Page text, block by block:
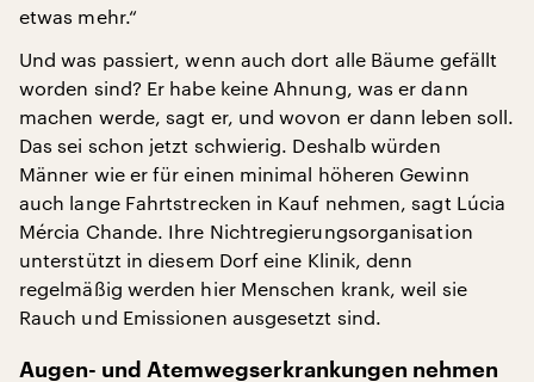
etwas mehr.“
Und was passiert, wenn auch dort alle Bäume gefällt
worden sind? Er habe keine Ahnung, was er dann
machen werde, sagt er, und wovon er dann leben soll.
Das sei schon jetzt schwierig. Deshalb würden
Männer wie er für einen minimal höheren Gewinn
auch lange Fahrtstrecken in Kauf nehmen, sagt Lúcia
Mércia Chande. Ihre Nichtregierungsorganisation
unterstützt in diesem Dorf eine Klinik, denn
regelmäßig werden hier Menschen krank, weil sie
Rauch und Emissionen ausgesetzt sind.
Augen- und Atemwegserkrankungen nehmen